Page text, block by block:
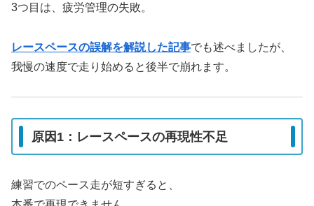
3つ目は、疲労管理の失敗。
レースペースの誤解を解説した記事でも述べましたが、
我慢の速度で走り始めると後半で崩れます。
原因1：レースペースの再現性不足
練習でのペース走が短すぎると、